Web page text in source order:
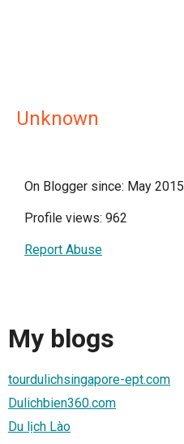
Unknown
On Blogger since: May 2015
Profile views: 962
Report Abuse
My blogs
tourdulichsingapore-ept.com
Dulichbien360.com
Du lịch Lào